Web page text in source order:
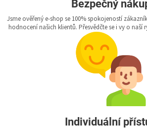
Bezpečný
Jsme ověřený e-shop se 100% spokojeností
hodnocení našich klientů. Přesvědčte se i vy o naší
Individuální